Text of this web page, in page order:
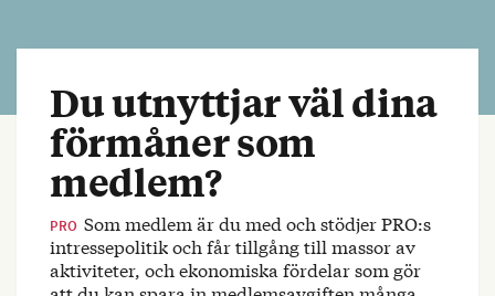
Du utnyttjar väl dina
förmåner som
medlem?
PRO Som medlem är du med och stödjer PRO:s
intressepolitik och får tillgång till massor av
aktiviteter, och ekonomiska fördelar som gör